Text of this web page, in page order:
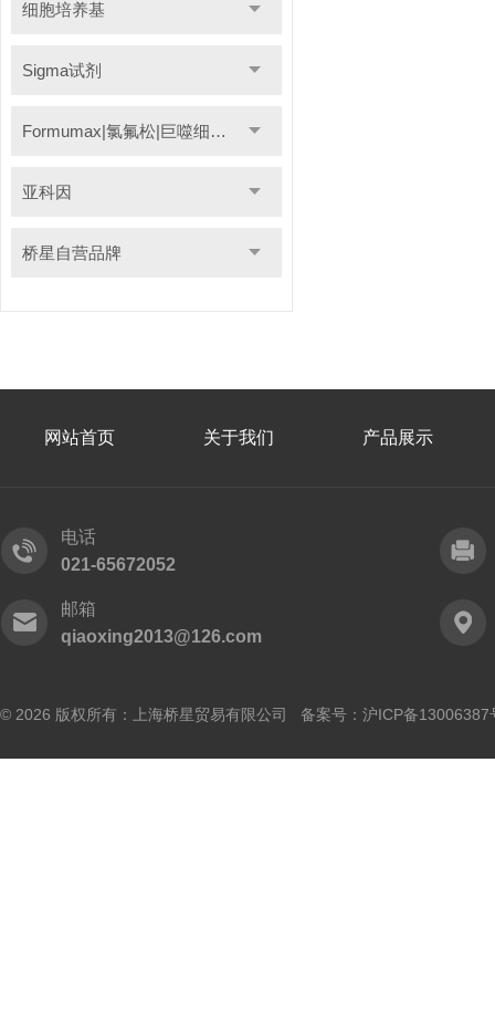
细胞培养基
Sigma试剂
Formumax|氯氟松|巨噬细胞清除剂
亚科因
桥星自营品牌
网站首页 关于我们 产品展示
电话
021-65672052
邮箱
qiaoxing2013@126.com
© 2026 版权所有：上海桥星贸易有限公司 备案号： 沪ICP备13006387